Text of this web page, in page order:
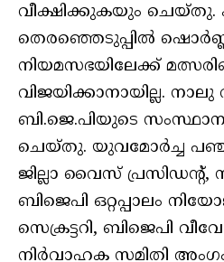
വീക്ഷിക്കുകയും ചെയ്തു.
തെരഞ്ഞെടുപ്പിൽ
നിയമസഭയിലേക്ക്
വിജയിക്കാനായില്ല.
ബി.ജെ.പിയുടെ
ചെയ്തു. യുവമോർച്ച
ജില്ലാ വൈസ് പ്രസിഡന്റ്,
ബിജെപി ഒറ്റപ്പാലം
സെക്രട്ടറി, ബിജെപി
നിർവാഹക സമിതി